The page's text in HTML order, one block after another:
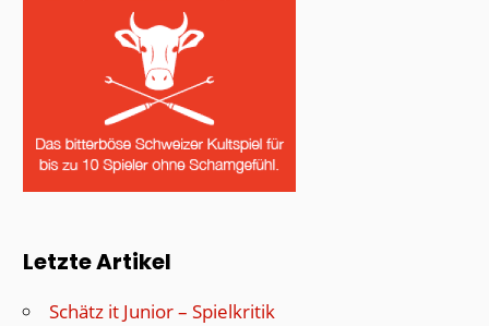
Letzte Artikel
Schätz it Junior – Spielkritik